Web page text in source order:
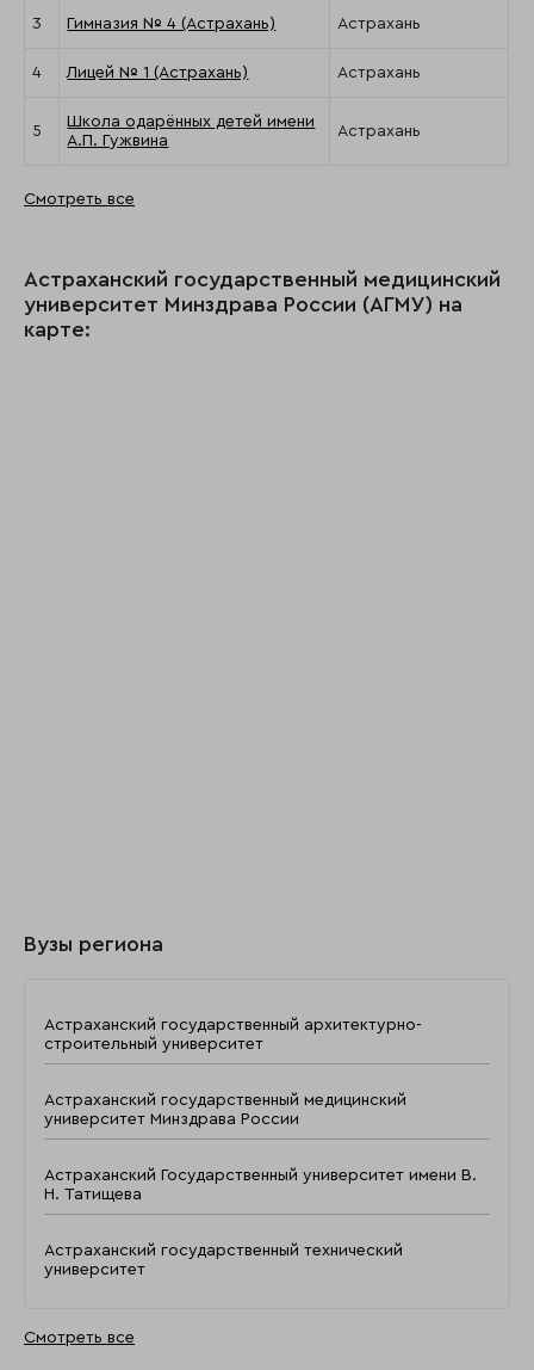
3 Гимназия № 4 (Астрахань) Астрахань
4 Лицей № 1 (Астрахань) Астрахань
5
Школа одарённых детей имени
А.П. Гужвина
Астрахань
Смотреть все
Астраханский государственный медицинский
университет Минздрава России (АГМУ) на
карте:
Вузы региона
Астраханский государственный архитектурно-
строительный университет
Астраханский государственный медицинский
университет Минздрава России
Астраханский Государственный университет имени В.
Н. Татищева
Астраханский государственный технический
университет
Смотреть все